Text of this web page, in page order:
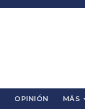
OPINIÓN MÁS